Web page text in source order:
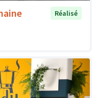
Réalisé